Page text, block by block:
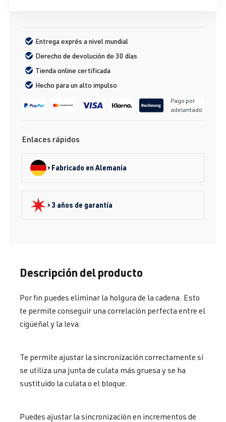
Entrega exprés a nivel mundial
Derecho de devolución de 30 días
Tienda online certificada
Hecho para un alto impulso
Pago por
adelantado
Enlaces rápidos
Fabricado en Alemania
3 años de garantía
Descripción del producto
Por fin puedes eliminar la holgura de la cadena. Esto
te permite conseguir una correlación perfecta entre el
cigüeñal y la leva.
Te permite ajustar la sincronización correctamente si
se utiliza una junta de culata más gruesa y se ha
sustituido la culata o el bloque.
Puedes ajustar la sincronización en incrementos de